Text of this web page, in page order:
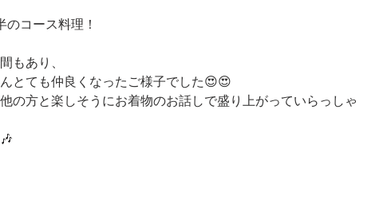
コース料理！
もあり、
とても仲良くなったご様子でした😍😍
の方と楽しそうにお着物のお話しで盛り上がっていらっしゃ